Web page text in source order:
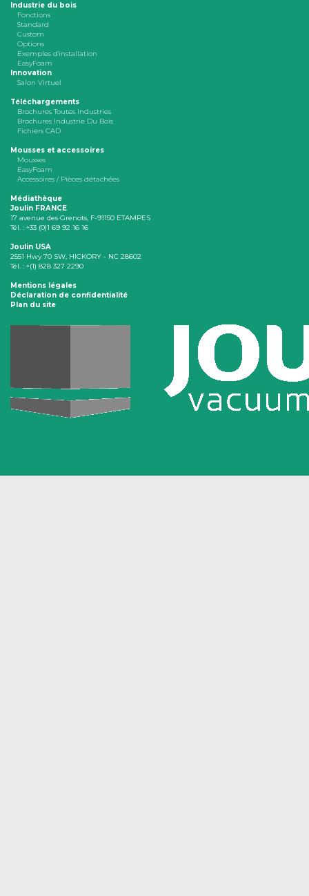
Industrie du bois
Fonctions
Standard
Custom
Options
Exemples d'installation
EasyFoam
Innovation
Salon Virtuel
Téléchargements
Brochures Toutes Industries
Brochures Industrie Du Bois
Fichiers CAD
Mousses et accessoires
Mousses
EasyFoam
Accessoires / Pièces détachées
Médiathèque
Joulin FRANCE
17 avenue des Grenots, F-91150 ETAMPES
Tél. : +33 (0)1 69 92 16 16
Joulin USA
2551 Hwy 70 SW, HICKORY - NC 28602
Tél. : +(1) 828 327 2290
Mentions légales
Déclaration de confidentialité
Plan du site